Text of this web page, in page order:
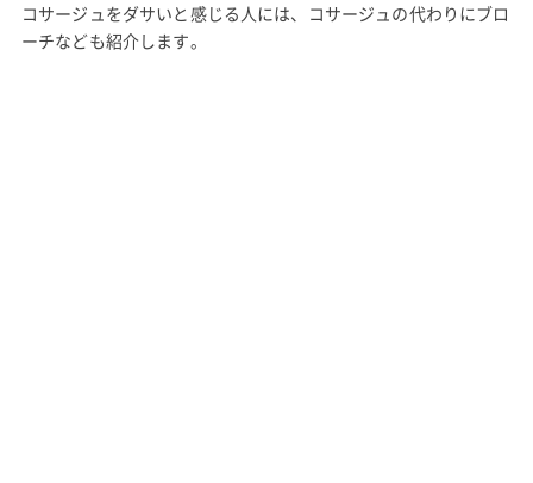
コサージュをダサいと感じる人には、コサージュの代わりにブロ
ーチなども紹介します。